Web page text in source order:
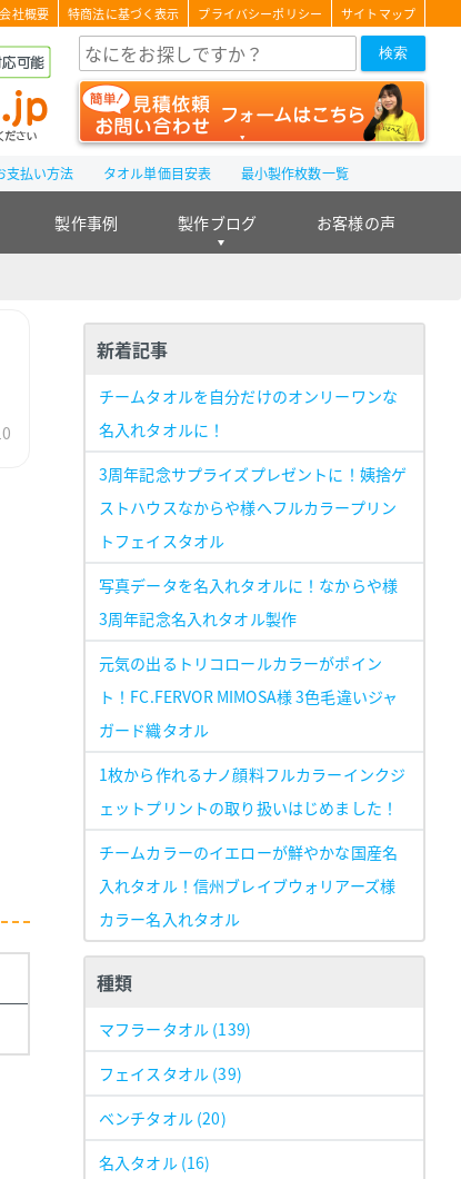
会社概要 特商法に基づく表示 プライバシーポリシー サイトマップ
検索
支払い方法 タオル単価目安表 最小製作枚数一覧
製作事例 製作ブログ お客様の声
新着記事
チームタオルを自分だけのオンリーワンな
名入れタオルに！
3周年記念サプライズプレゼントに！姨捨ゲ
ストハウスなからや様へフルカラープリン
トフェイスタオル
写真データを名入れタオルに！なからや様
3周年記念名入れタオル製作
元気の出るトリコロールカラーがポイン
ト！FC.FERVOR MIMOSA様 3色毛違いジャ
ガード織タオル
1枚から作れるナノ顔料フルカラーインクジ
ェットプリントの取り扱いはじめました！
チームカラーのイエローが鮮やかな国産名
入れタオル！信州ブレイブウォリアーズ様
カラー名入れタオル
種類
マフラータオル (139)
フェイスタオル (39)
ベンチタオル (20)
名入タオル (16)